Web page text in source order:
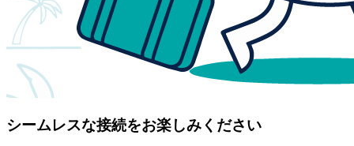
シームレスな接続をお楽しみください